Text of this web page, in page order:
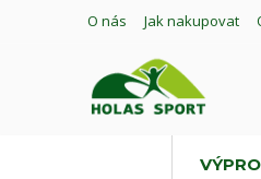
O nás Jak nakupovat